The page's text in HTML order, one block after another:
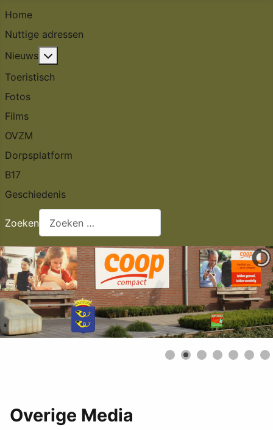
Home
Nuttige adressen
Nieuws
Toeristisch
Fotos
Films
OVZM
Dorpsplatform
B17
Geschiedenis
Zoeken
Overige Media